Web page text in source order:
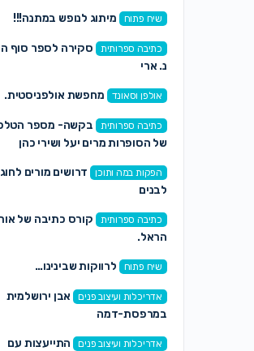
שיח פתוח מיתוג לנופש במתנה!!!
כתיבה ספרותית
סקירה לספר סוף
נ. ארי
אולפן וסאונד מחפשת אולפניסטית.
כתיבה ספרותית
בקשה- מספר
של הסופרות מרים יעל ושירי כהן
הפקות במה ותוכן
דרושים מורים
לבנים
כתיבה ספרותית
קורס כתיבה של
הראל.
שיח פתוח לרווקות שבינינו…
אדריכלות ועיצוב פנים
אבן ירושלמית
במרפסת-דמה
אדריכלות ועיצוב פנים
התייעצות עם